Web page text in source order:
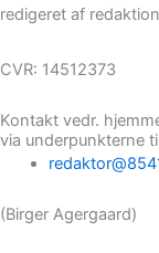
redigeret af
CVR: 14512373
Kontakt vedr.
via underpunkterne
(Birger Agergaard)